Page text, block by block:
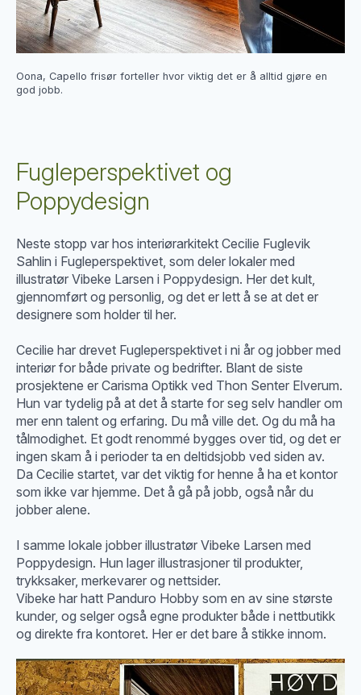
Oona, Capello frisør forteller hvor viktig det er å alltid gjøre en
god jobb.
Fugleperspektivet og
Poppydesign
Neste stopp var hos interiørarkitekt Cecilie Fuglevik
Sahlin i Fugleperspektivet, som deler lokaler med
illustratør Vibeke Larsen i Poppydesign. Her det kult,
gjennomført og personlig, og det er lett å se at det er
designere som holder til her.
Cecilie har drevet Fugleperspektivet i ni år og jobber med
interiør for både private og bedrifter. Blant de siste
prosjektene er Carisma Optikk ved Thon Senter Elverum.
Hun var tydelig på at det å starte for seg selv handler om
mer enn talent og erfaring. Du må ville det. Og du må ha
tålmodighet. Et godt renommé bygges over tid, og det er
ingen skam å i perioder ta en deltidsjobb ved siden av.
Da Cecilie startet, var det viktig for henne å ha et kontor
som ikke var hjemme. Det å gå på jobb, også når du
jobber alene.
I samme lokale jobber illustratør Vibeke Larsen med
Poppydesign. Hun lager illustrasjoner til produkter,
trykksaker, merkevarer og nettsider.
Vibeke har hatt Panduro Hobby som en av sine største
kunder, og selger også egne produkter både i nettbutikk
og direkte fra kontoret. Her er det bare å stikke innom.